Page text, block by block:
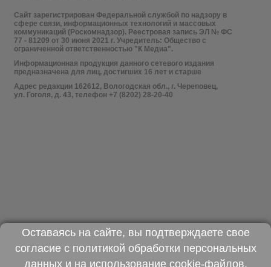
Сайт зарегистрирован Федеральной службой по надзору в
сфере связи, информационных технологий и массовых
коммуникаций (Роскомнадзор). Реестровая запись ЭЛ № ФС
77 - 81209 от 30 июня 2021 г. Учредитель: Общество с
ограниченной ответственностью "К Медиа".
Информационная продукция данного сетевого издания
предназначена для лиц, достигших 16 лет и старше
Адрес редакции 162612, Вологодская обл., г. Череповец,
ул. Гоголя, д. 43, телефон +7 (8202) 28-20-40
Оставаясь на сайте, вы подтверждаете свое
согласие с политикой обработки персональных
данныхи на использование cookie-файлов.